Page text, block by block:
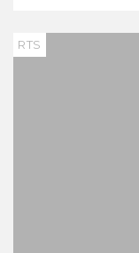
RTS